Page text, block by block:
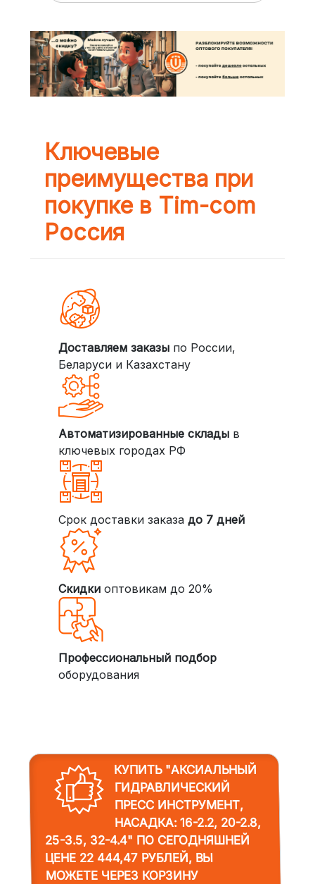
Ключевые
преимущества при
покупке в Tim-com
Россия
Доставляем заказыпо России,
Беларуси и Казахстану
Автоматизированные складыв
ключевых городах РФ
Срок доставки заказа до 7 дней
Скидкиоптовикам до 20%
Профессиональный подбор
оборудования
КУПИТЬ "АКСИАЛЬНЫЙ
ГИДРАВЛИЧЕСКИЙ
ПРЕСС ИНСТРУМЕНТ,
НАСАДКА: 16-2.2, 20-2.8,
25-3.5, 32-4.4" ПО СЕГОДНЯШНЕЙ
ЦЕНЕ 22 444,47 РУБЛЕЙ, ВЫ
МОЖЕТЕ ЧЕРЕЗ КОРЗИНУ